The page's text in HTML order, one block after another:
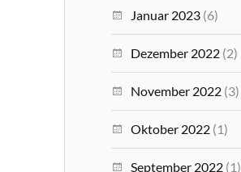
Januar 2023 (6)
Dezember 2022 (2)
November 2022 (3)
Oktober 2022 (1)
September 2022 (1)